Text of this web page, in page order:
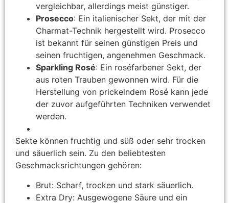
vergleichbar, allerdings meist günstiger.
Prosecco: Ein italienischer Sekt, der mit der
Charmat-Technik hergestellt wird. Prosecco
ist bekannt für seinen günstigen Preis und
seinen fruchtigen, angenehmen Geschmack.
Sparkling Rosé: Ein roséfarbener Sekt, der
aus roten Trauben gewonnen wird. Für die
Herstellung von prickelndem Rosé kann jede
der zuvor aufgeführten Techniken verwendet
werden.
Sekte können fruchtig und süß oder sehr trocken
und säuerlich sein. Zu den beliebtesten
Geschmacksrichtungen gehören:
Brut: Scharf, trocken und stark säuerlich.
Extra Dry: Ausgewogene Säure und ein